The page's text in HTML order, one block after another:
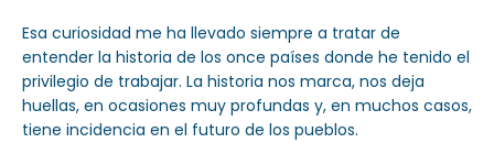
Esa curiosidad me ha llevado siempre a tratar de
entender la historia de los once países donde he tenido el
privilegio de trabajar. La historia nos marca, nos deja
huellas, en ocasiones muy profundas y, en muchos casos,
tiene incidencia en el futuro de los pueblos.